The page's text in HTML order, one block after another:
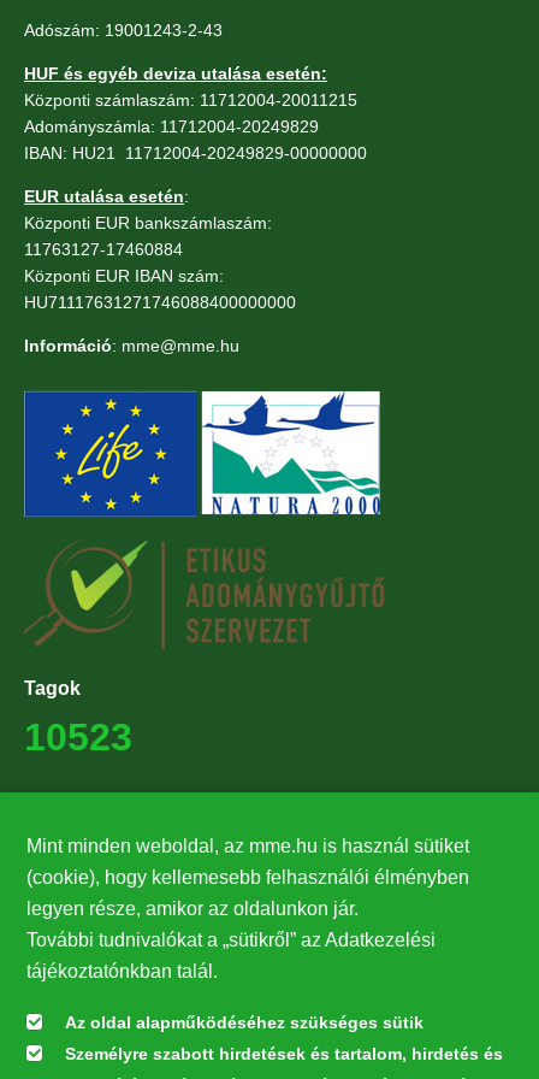
Adószám: 19001243-2-43
HUF és egyéb deviza utalása esetén:
Központi számlaszám: 11712004-20011215
Adományszámla: 11712004-20249829
IBAN: HU21 11712004-20249829-00000000
EUR utalása esetén:
Központi EUR bankszámlaszám:
11763127-17460884
Központi EUR IBAN szám:
HU71117631271746088400000000
Információ: mme@mme.hu
Tagok
10523
27224
Hírlevél feliratkozás
Értesüljön elsőként legfrissebb híreinkről, eseményeinkről!
Feliratkozás
Mint minden weboldal, az mme.hu is használ sütiket
(cookie), hogy kellemesebb felhasználói élményben
legyen része, amikor az oldalunkon jár.
További tudnivalókat a „sütikről” az Adatkezelési
tájékoztatónkban talál.
Az oldal alapműködéséhez szükséges sütik
Személyre szabott hirdetések és tartalom, hirdetés és